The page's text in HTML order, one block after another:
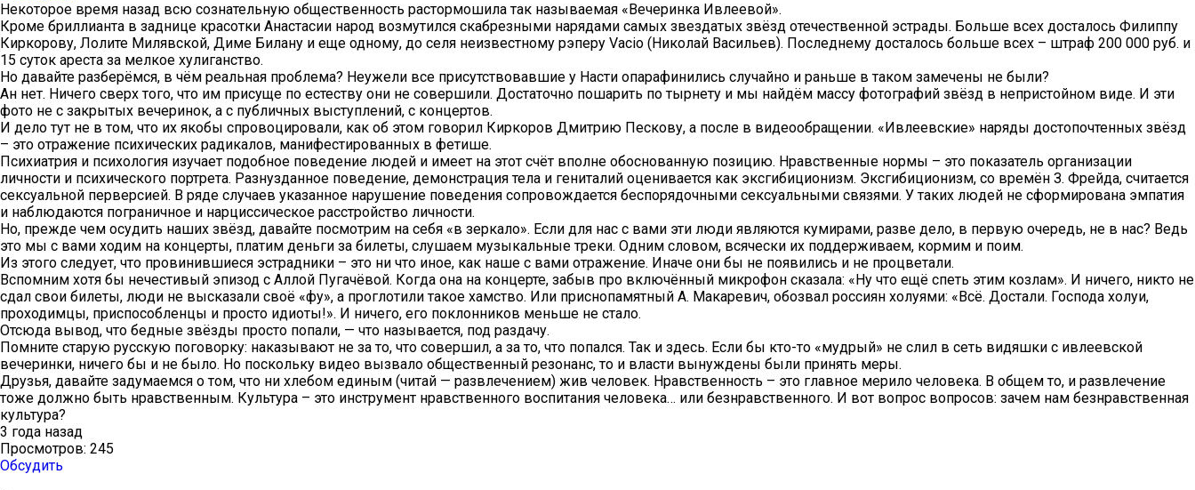
Некоторое время назад всю сознательную общественность растормошила так называемая «Вечеринка Ивлеевой».
Кроме бриллианта в заднице красотки Анастасии народ возмутился скабрезными нарядами самых звездатых звёзд отечественной эстрады. Больше всех досталось Филиппу
Киркорову, Лолите Милявской, Диме Билану и еще одному, до селя неизвестному рэперу Vacio (Николай Васильев). Последнему досталось больше всех – штраф 200 000 руб. и
15 суток ареста за мелкое хулиганство.
Но давайте разберёмся, в чём реальная проблема? Неужели все присутствовавшие у Насти опарафинились случайно и раньше в таком замечены не были?
Ан нет. Ничего сверх того, что им присуще по естеству они не совершили. Достаточно пошарить по тырнету и мы найдём массу фотографий звёзд в непристойном виде. И эти
фото не с закрытых вечеринок, а с публичных выступлений, с концертов.
И дело тут не в том, что их якобы спровоцировали, как об этом говорил Киркоров Дмитрию Пескову, а после в видеообращении. «Ивлеевские» наряды достопочтенных звёзд
– это отражение психических радикалов, манифестированных в фетише.
Психиатрия и психология изучает подобное поведение людей и имеет на этот счёт вполне обоснованную позицию. Нравственные нормы – это показатель организации
личности и психического портрета. Разнузданное поведение, демонстрация тела и гениталий оценивается как эксгибиционизм. Эксгибиционизм, со времён З. Фрейда, считается
сексуальной перверсией. В ряде случаев указанное нарушение поведения сопровождается беспорядочными сексуальными связями. У таких людей не сформирована эмпатия
и наблюдаются пограничное и нарциссическое расстройство личности.
Но, прежде чем осудить наших звёзд, давайте посмотрим на себя «в зеркало». Если для нас с вами эти люди являются кумирами, разве дело, в первую очередь, не в нас? Ведь
это мы с вами ходим на концерты, платим деньги за билеты, слушаем музыкальные треки. Одним словом, всячески их поддерживаем, кормим и поим.
Из этого следует, что провинившиеся эстрадники – это ни что иное, как наше с вами отражение. Иначе они бы не появились и не процветали.
Вспомним хотя бы нечестивый эпизод с Аллой Пугачёвой. Когда она на концерте, забыв про включённый микрофон сказала: «Ну что ещё спеть этим козлам». И ничего, никто не
сдал свои билеты, люди не высказали своё «фу», а проглотили такое хамство. Или приснопамятный А. Макаревич, обозвал россиян холуями: «Всё. Достали. Господа холуи,
проходимцы, приспособленцы и просто идиоты!». И ничего, его поклонников меньше не стало.
Отсюда вывод, что бедные звёзды просто попали, — что называется, под раздачу.
Помните старую русскую поговорку: наказывают не за то, что совершил, а за то, что попался. Так и здесь. Если бы кто-то «мудрый» не слил в сеть видяшки с ивлеевской
вечеринки, ничего бы и не было. Но поскольку видео вызвало общественный резонанс, то и власти вынуждены были принять меры.
Друзья, давайте задумаемся о том, что ни хлебом единым (читай — развлечением) жив человек. Нравственность – это главное мерило человека. В общем то, и развлечение
тоже должно быть нравственным. Культура – это инструмент нравственного воспитания человека… или безнравственного. И вот вопрос вопросов: зачем нам безнравственная
культура?
3 года назад
Просмотров: 245
Обсудить